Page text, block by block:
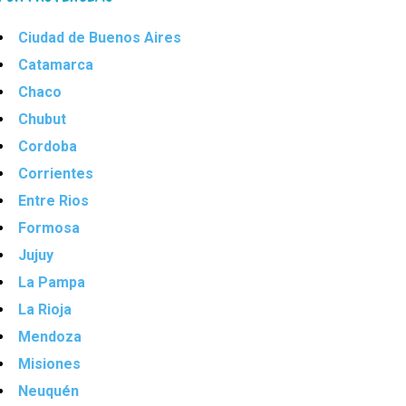
Ciudad de Buenos Aires
Catamarca
Chaco
Chubut
Cordoba
Corrientes
Entre Rios
Formosa
Jujuy
La Pampa
La Rioja
Mendoza
Misiones
Neuquén